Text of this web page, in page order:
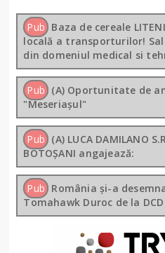
Pub Baza de cereale
locală a transporturilor!
din domeniul medical si
Pub (A) Oportunitate de
"Meseriașul"
Pub (A) LUCA DAMILANO
BOTOȘANI angajează:
Pub România și-a
Tomahawk Duroc de la DCD